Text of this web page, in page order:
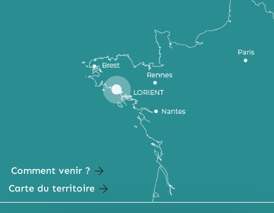
Comment venir ?
Carte du territoire